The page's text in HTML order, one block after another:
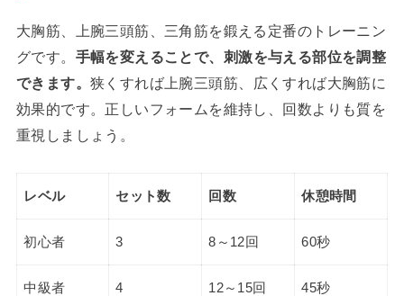
大胸筋、上腕三頭筋、三角筋を鍛える定番のトレーニン
グです。 手幅を変えることで、刺激を与える部位を調整
できます。 狭くすれば上腕三頭筋、広くすれば大胸筋に
効果的です。正しいフォームを維持し、回数よりも質を
重視しましょう。
レベル セット数 回数 休憩時間
初心者 3 8～12回 60秒
中級者 4 12～15回 45秒